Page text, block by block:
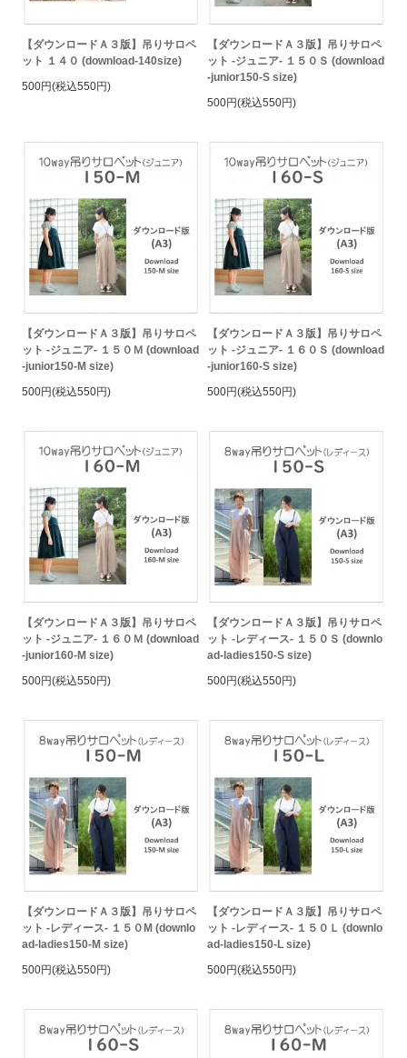
【ダウンロードＡ３版】吊りサロペ
ット １４０ (download-140size)
500円(税込550円)
【ダウンロードＡ３版】吊りサロペ
ット -ジュニア- １５０Ｓ (download
-junior150-S size)
500円(税込550円)
【ダウンロードＡ３版】吊りサロペ
ット -ジュニア- １５０Ｍ (download
-junior150-M size)
500円(税込550円)
【ダウンロードＡ３版】吊りサロペ
ット -ジュニア- １６０Ｓ (download
-junior160-S size)
500円(税込550円)
【ダウンロードＡ３版】吊りサロペ
ット -ジュニア- １６０Ｍ (download
-junior160-M size)
500円(税込550円)
【ダウンロードＡ３版】吊りサロペ
ット -レディース- １５０Ｓ (downlo
ad-ladies150-S size)
500円(税込550円)
【ダウンロードＡ３版】吊りサロペ
ット -レディース- １５０M (downlo
ad-ladies150-M size)
500円(税込550円)
【ダウンロードＡ３版】吊りサロペ
ット -レディース- １５０Ｌ (downlo
ad-ladies150-L size)
500円(税込550円)